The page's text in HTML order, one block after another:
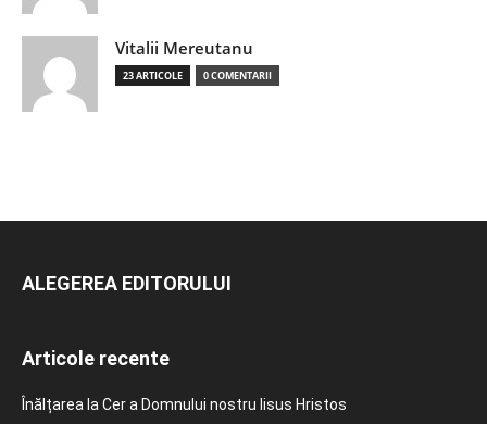
Vitalii Mereutanu
23 ARTICOLE 0 COMENTARII
ALEGEREA EDITORULUI
Articole recente
Înălțarea la Cer a Domnului nostru Iisus Hristos